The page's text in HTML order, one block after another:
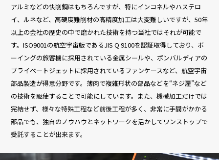
アルミなどの快削鋼はもちろんですが、特にインコネルやハステロ
イ、ルネなど、高硬度難削材の高精度加工は大変難しいですが、50年
以上の会社の歴史の中で磨かれた技術を持つ当社ではそれが可能で
す。ISO9001の航空宇宙版であるJIS Q 9100を認証取得しており、ボ
ーイングの旅客機に採用されている金属シールや、ボンバルディアの
プライベートジェットに採用されているファンケースなど、航空宇宙
部品製造が得意分野です。薄肉で複雑形状の部品などを“ネジ雇”など
の技術を駆使することで可能にしています。また、機械加工だけでは
完結せず、様々な特殊工程など前後工程が多く、非常に手間がかかる
部品でも、独自のノウハウとネットワークを活かしてワンストップで
受託することが出来ます。